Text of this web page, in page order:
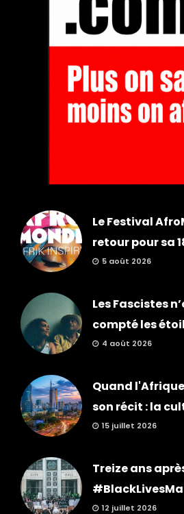
Le Festival
retour pour sa
5 août 2026
Les Fascistes
compté les
4 août 2026
Quand
son récit : la
15 juillet 2026
Treize ans
12 juillet 2026